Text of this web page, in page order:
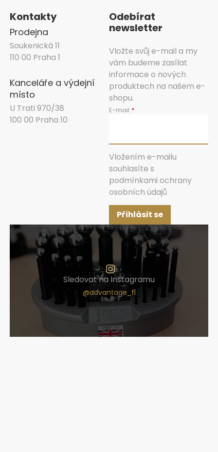
Kontakty
Prodejna
Soukenická 11
110 00 Praha 1
Kanceláře a výdejní
místo
U Trati 970/38
100 00 Praha 10
Odebírat
newsletter
Vložte svůj e-mail a my
vám budeme zasílat
informace o nových
produktech na našem e-
shopu.
E-mail
Vložením e-mailu
souhlasíte s
podmínkami ochrany
osobních údajů
Přihlásit se
Sledovat na Instagramu